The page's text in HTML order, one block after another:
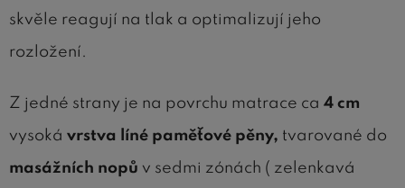
skvěle reagují na tlak a optimalizují jeho
rozložení.
Z jedné strany je na povrchu matrace ca 4 cm
vysoká vrstva líné paměťové pěny, tvarované do
masážních nopů v sedmi zónách ( zelenkavá